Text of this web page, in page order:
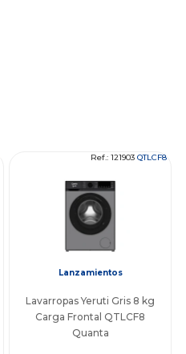
Ref.: 121903 QTLCF8
Lanzamientos
Lavarropas Yeruti Gris 8 kg
Carga Frontal QTLCF8
Quanta